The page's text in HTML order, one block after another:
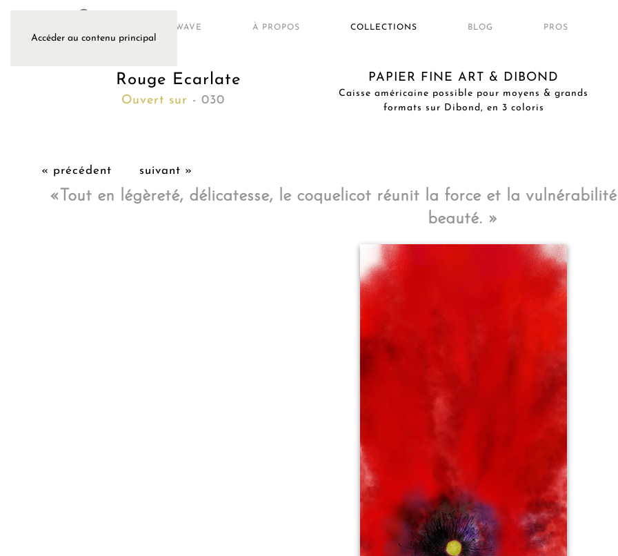
Accéder au contenu principal
ARTWAVE À PROPOS COLLECTIONS BLOG PROS
Rouge Ecarlate
Ouvert sur - 030
PAPIER FINE ART & DIBOND
Caisse américaine possible pour moyens & grands
formats sur Dibond, en 3 coloris
« précédent suivant »
«Tout en légèreté, délicatesse, le coquelicot réunit la force et la
beauté. »